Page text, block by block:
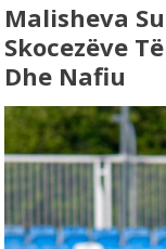
Malisheva
Skocezëve
Dhe Nafiu